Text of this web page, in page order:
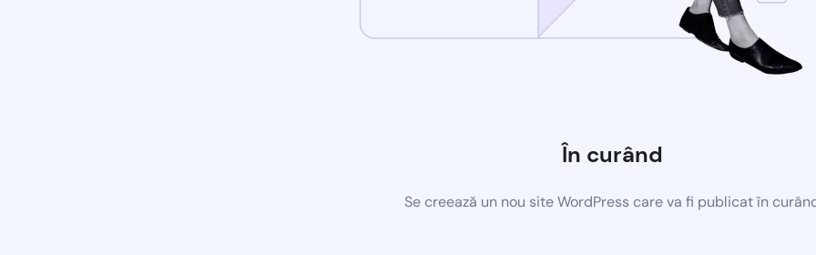
În curând
Se creează un nou site WordPress care va fi publicat în